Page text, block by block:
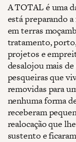
A TOTAL é uma
está preparando
em terras
tratamento,
projetos e
desalojou mais de
pesqueiras que
removidas para
nenhuma forma
receberam
realocação que
sustento e